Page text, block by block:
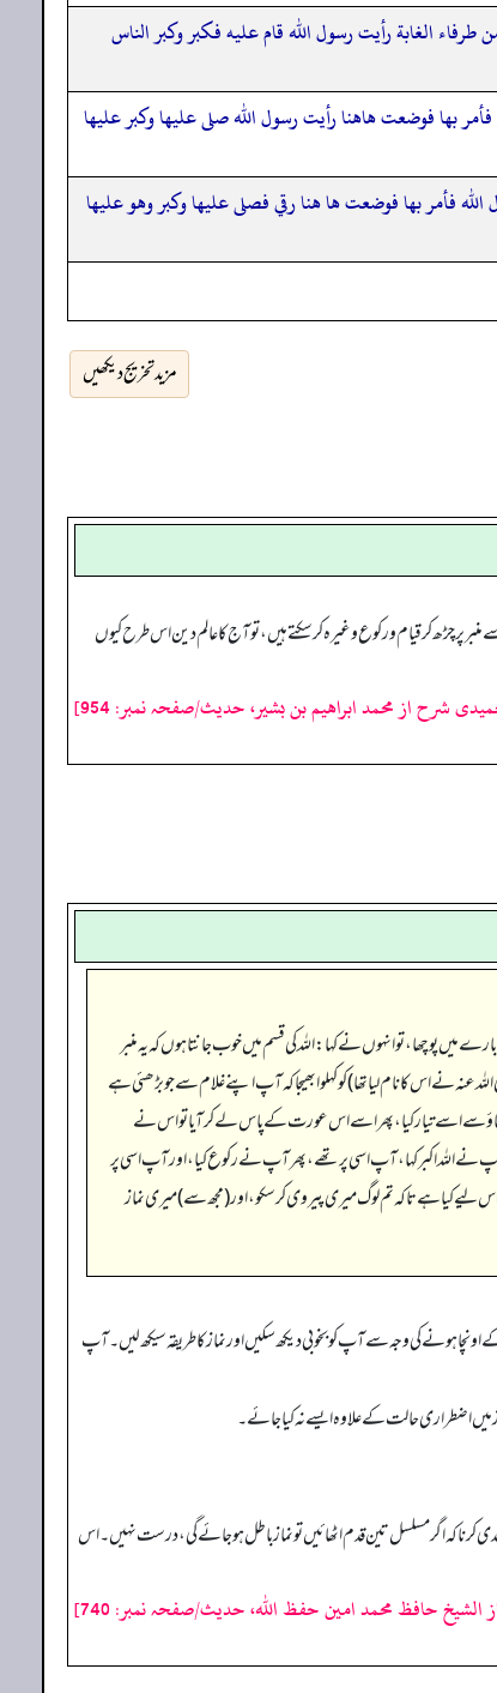
الغابة رأيت رسول الله قام عليه فكبر وكبر الناس
بها فوضعت هاهنا رأيت رسول الله صلى عليها وكبر عليها
فأمر بها فوضعت ها هنا رقي فصلى عليها وكبر وهو عليها
مزید تخریج دیکھیں
پر چڑھ کر قیام و رکوع وغیر ہ کر سکتے ہیں، تو آ ج کا عالم دین اس طرح کیوں
شرح از محمد ابراهيم بن بشير، حدیث/صفحہ نمبر: 954]
پوچھا، تو انہوں نے کہا: اللہ کی قسم میں خوب جانتا ہوں کہ یہ منبر
نے اس کا نام لیا تھا) کو کہلوا بھیجا کہ آپ اپنے غلام سے جو بڑھئی ہے
سے اسے تیار کیا، پھر اسے اس عورت کے پاس لے کر آیا تو اس نے
آپ نے اللہ اکبر کہا، آپ اسی پر تھے، پھر آپ نے رکوع کیا، اور آپ اسی پر
کیا ہے تاکہ تم لوگ میری پیروی کر سکو، اور (مجھ سے) میری نماز
اونچا ہونے کی وجہ سے آپ کو بخوبی دیکھ سکیں اور نماز کا طریقہ سیکھ لیں۔ آپ
میں اضطراری حالت کے علاوہ ایسے نہ کیا جائے۔
کرنا کہ اگر مسلسل تین قدم اٹھائیں تو نماز باطل ہو جائے گی، درست نہیں۔ اس
الشیخ حافظ محمد امین حفظ اللہ، حدیث/صفحہ نمبر: 740]